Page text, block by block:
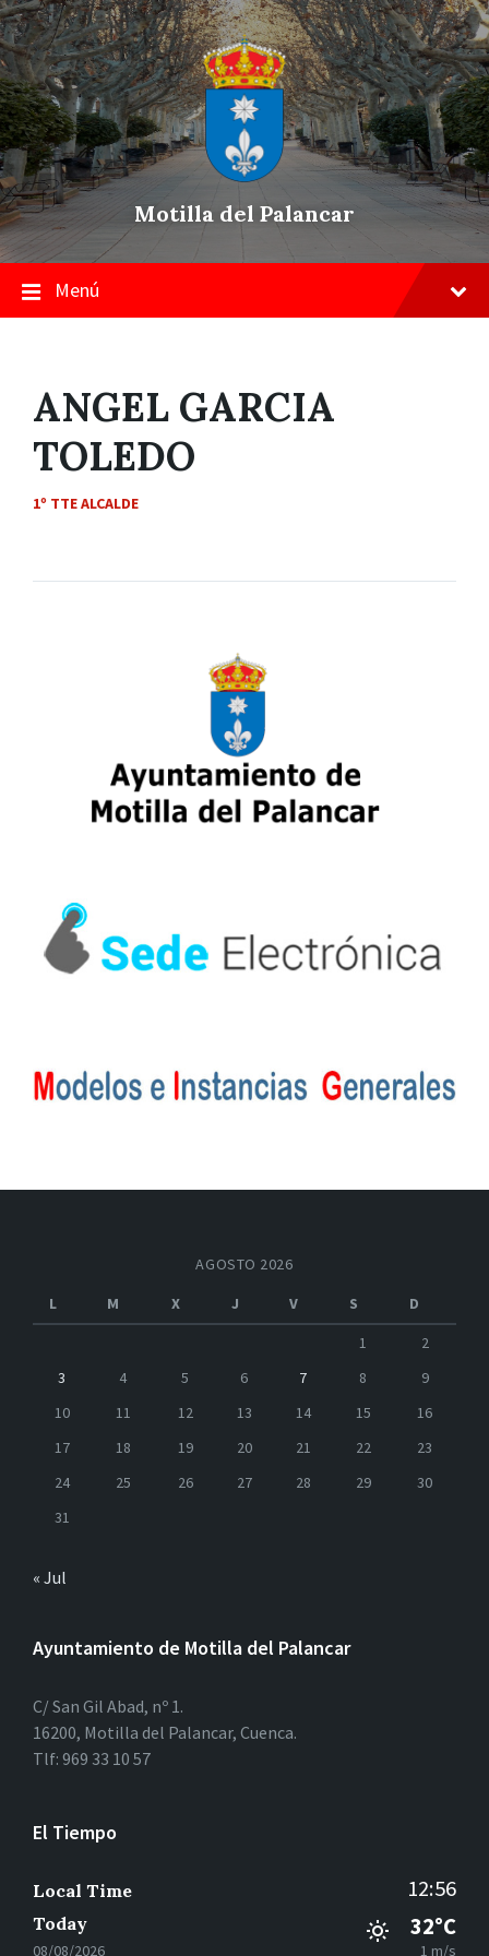
Skip
to
content
Saltar
a
la
navegación
principal
Saltar
a
pie
de
página
Motilla del Palancar
Menú
ANGEL GARCIA
TOLEDO
1º TTE ALCALDE
AGOSTO 2026
L
M X J V S
D
1
2
3
4 5 6 7 8
9
10
11 12 13 14 15
16
17
18 19 20 21 22
23
24
25 26 27 28 29
30
31
« Jul
Ayuntamiento de Motilla del Palancar
C/ San Gil Abad, nº 1.
16200, Motilla del Palancar, Cuenca.
Tlf: 969 33 10 57
El Tiempo
Local Time 12:56
Today
08/08/2026
32°C
1 m/s